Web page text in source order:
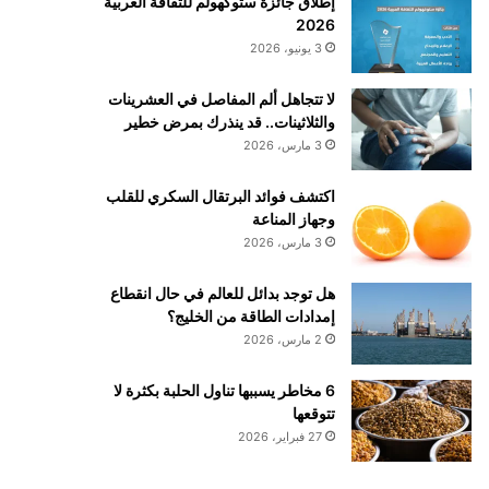
2026
3 يونيو، 2026
لا تتجاهل ألم المفاصل في العشرينات
والثلاثينات.. قد ينذرك بمرض خطير
3 مارس، 2026
اكتشف فوائد البرتقال السكري للقلب
وجهاز المناعة
3 مارس، 2026
هل توجد بدائل للعالم في حال انقطاع
إمدادات الطاقة من الخليج؟
2 مارس، 2026
6 مخاطر يسببها تناول الحلبة بكثرة لا
تتوقعها
27 فبراير، 2026